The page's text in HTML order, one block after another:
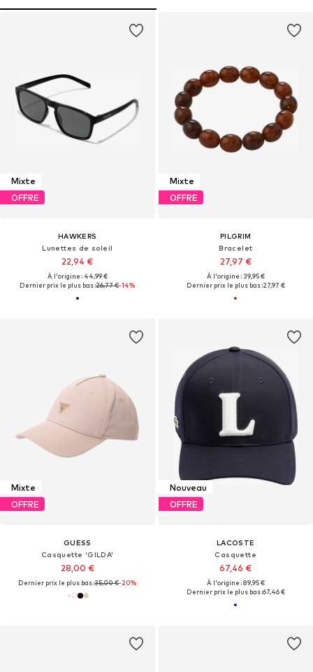
Mixte
OFFRE
HAWKERS
Lunettes de soleil
22,94 €
À l'origine : 44,99 €
Dernier prix le plus bas :26,77 €-14%
Mixte
OFFRE
PILGRIM
Bracelet
27,97 €
À l'origine : 39,95 €
Dernier prix le plus bas :27,97 €
Mixte
OFFRE
GUESS
Casquette 'GILDA'
28,00 €
Dernier prix le plus bas :35,00 €-20%
Nouveau
OFFRE
LACOSTE
Casquette
67,46 €
À l'origine : 89,95 €
Dernier prix le plus bas :67,46 €